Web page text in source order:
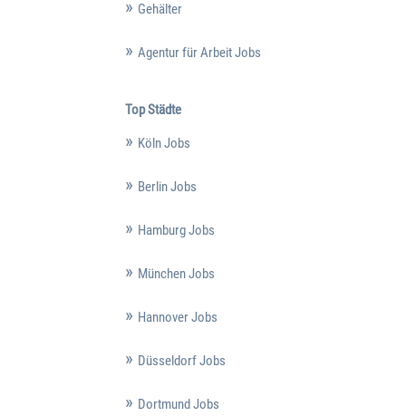
Gehälter
Agentur für Arbeit Jobs
Top Städte
Köln Jobs
Berlin Jobs
Hamburg Jobs
München Jobs
Hannover Jobs
Düsseldorf Jobs
Dortmund Jobs